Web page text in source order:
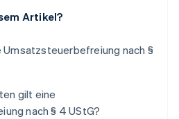
Artikel?
nach §
gilt eine
nach § 4 UStG?